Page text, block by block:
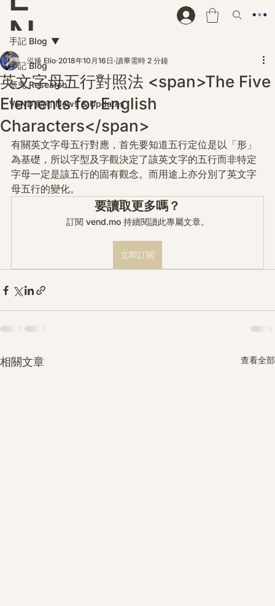
N
D
手記 Blog
研究 Research
VEND 動向 News & Updates
手記 Blog
英文字母五行對照法 <span>The Five
Elements for English
Characters</span>
泓臻 Elio 2018年10月16日 讀畢需時 2 分鐘
有關英文字母五行對應，首先要知道五行定位是以「形」
為基礎，所以字型及字觀決定了該英文字的五行而非特定
字母一定是該五行的固有觀念。而用途上亦分別了英文字
母五行的變化。
要讀取更多嗎？
訂閱 vend.mo 持續閱讀此專屬文章。
立即訂閱
相關文章 查看全部